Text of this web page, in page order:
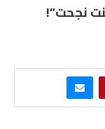
نجحت”!